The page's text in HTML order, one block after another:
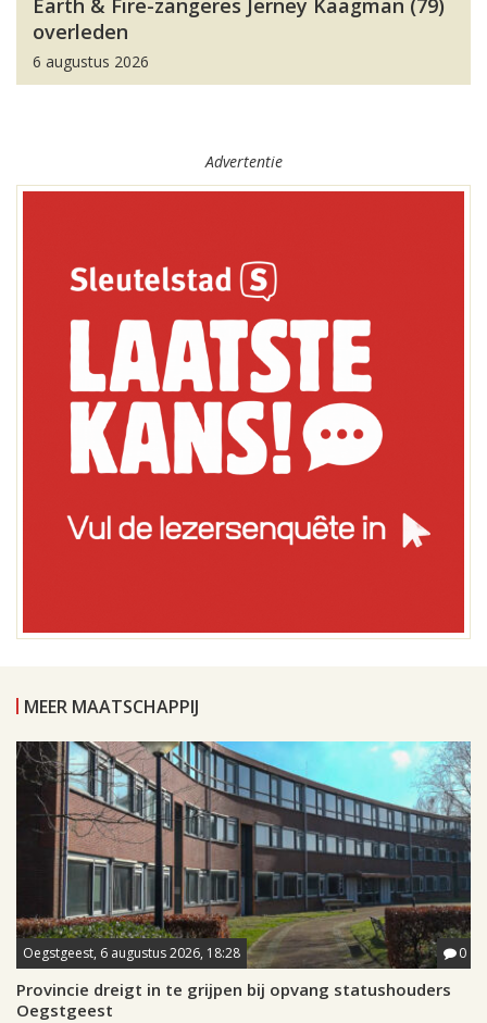
Earth & Fire-zangeres Jerney Kaagman (79)
overleden
6 augustus 2026
Advertentie
MEER MAATSCHAPPIJ
Oegstgeest, 6 augustus 2026, 18:28 0
Provincie dreigt in te grijpen bij opvang statushouders
Oegstgeest